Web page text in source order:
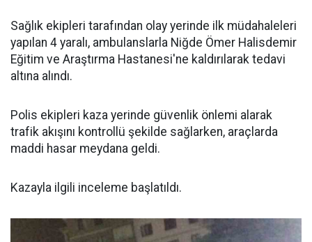
Sağlık ekipleri tarafından olay yerinde ilk müdahaleleri
yapılan 4 yaralı, ambulanslarla Niğde Ömer Halisdemir
Eğitim ve Araştırma Hastanesi'ne kaldırılarak tedavi
altına alındı.
Polis ekipleri kaza yerinde güvenlik önlemi alarak
trafik akışını kontrollü şekilde sağlarken, araçlarda
maddi hasar meydana geldi.
Kazayla ilgili inceleme başlatıldı.